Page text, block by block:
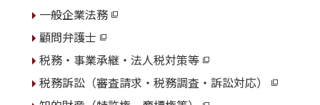
一般企業法務
顧問弁護士
税務・事業承継・法人税対策等
税務訴訟（審査請求・税務調査・訴訟対応）